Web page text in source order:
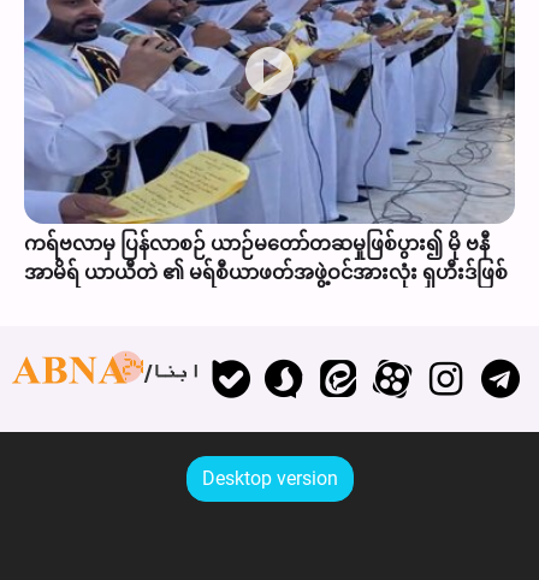
ကရ်ဗလာမှ ပြန်လာစဉ် ယာဉ်မတော်တဆမှုဖြစ်ပွား၍ မို ဗနီ
အာမိရ် ယာယီတဲ ၏ မရ်စီယာဖတ်အဖွဲ့ဝင်အားလုံး ရှဟီးဒ်ဖြစ်
ابنا
Desktop version